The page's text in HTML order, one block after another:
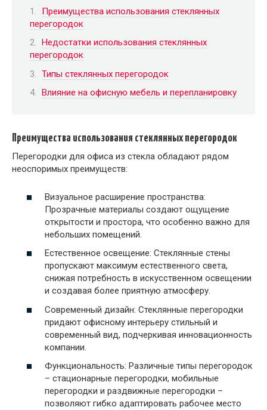
Преимущества использования стеклянных
перегородок
Недостатки использования стеклянных
перегородок
Типы стеклянных перегородок
Влияние на офисную мебель и перепланировку
Преимущества использования стеклянных перегородок
Перегородки для офиса из стекла обладают рядом
неоспоримых преимуществ:
Визуальное расширение пространства:
Прозрачные материалы создают ощущение
открытости и простора, что особенно важно для
небольших помещений.
Естественное освещение: Стеклянные стены
пропускают максимум естественного света,
снижая потребность в искусственном освещении
и создавая более приятную атмосферу.
Современный дизайн: Стеклянные перегородки
придают офисному интерьеру стильный и
современный вид, подчеркивая инновационность
компании.
Функциональность: Различные типы перегородок
– стационарные перегородки, мобильные
перегородки и раздвижные перегородки –
позволяют гибко адаптировать рабочее место